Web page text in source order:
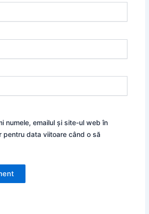
numele, emailul și site-ul web în
pentru data viitoare când o să